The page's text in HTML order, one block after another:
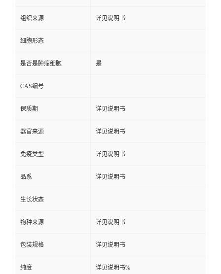
组织来源 详见说明书
细胞形态
是否是肿瘤细胞 是
CAS编号
保质期 详见说明书
器官来源 详见说明书
免疫类型 详见说明书
品系 详见说明书
生长状态
物种来源 详见说明书
包装规格 详见说明书
纯度 详见说明书%